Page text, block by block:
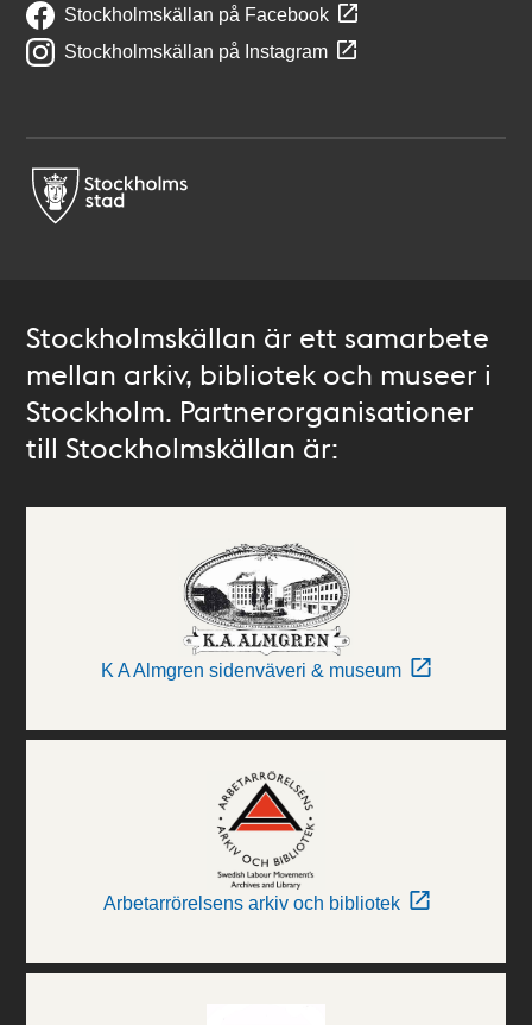
Stockholmskällan på Facebook
Stockholmskällan på Instagram
Stockholmskällan är ett samarbete
mellan arkiv, bibliotek och museer i
Stockholm. Partnerorganisationer
till Stockholmskällan är:
K A Almgren sidenväveri & museum
Arbetarrörelsens arkiv och bibliotek